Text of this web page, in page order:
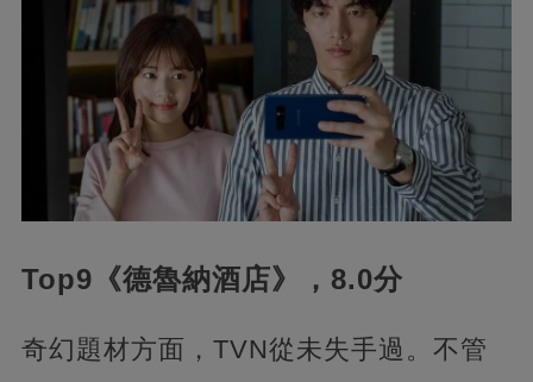
Top9《德魯納酒店》，8.0分
奇幻題材方面，TVN從未失手過。不管